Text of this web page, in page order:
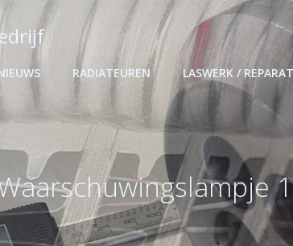
RADIATEUREN LASWERK /